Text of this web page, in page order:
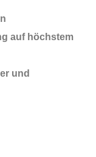
auf höchstem
und